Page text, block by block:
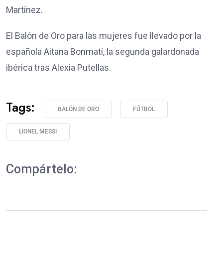
Martínez.
El Balón de Oro para las mujeres fue llevado por la
española Aitana Bonmatí, la segunda galardonada
ibérica tras Alexia Putellas.
Tags: BALÓN DE ORO FÚTBOL
LIONEL MESSI
Compártelo: